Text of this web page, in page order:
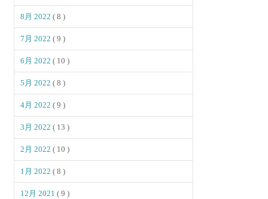
8月 2022( 8 )
7月 2022( 9 )
6月 2022( 10 )
5月 2022( 8 )
4月 2022( 9 )
3月 2022( 13 )
2月 2022( 10 )
1月 2022( 8 )
12月 2021( 9 )